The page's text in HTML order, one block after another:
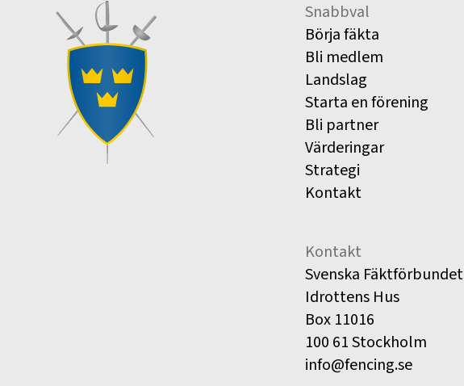
Snabbval
Börja fäkta
Bli medlem
Landslag
Starta en förening
Bli partner
Värderingar
Strategi
Kontakt
Kontakt
Svenska Fäktförbundet
Idrottens Hus
Box 11016
100 61 Stockholm
info@fencing.se